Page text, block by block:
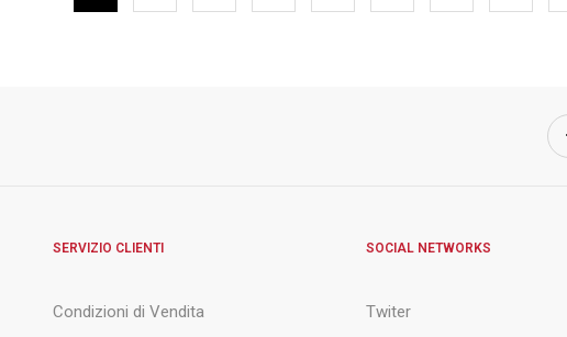
SERVIZIO CLIENTI
Condizioni di Vendita
SOCIAL NETWORKS
Twiter